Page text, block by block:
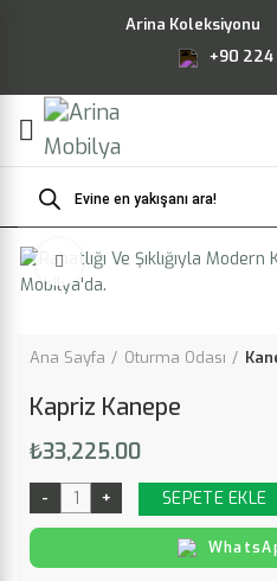
Arina Koleksiyonu
+90 224
Products
search
Büyütmek için tıklayın
Ana Sayfa Oturma Odası
Kapriz Kanepe
₺33,225.00
SEPETE EKLE